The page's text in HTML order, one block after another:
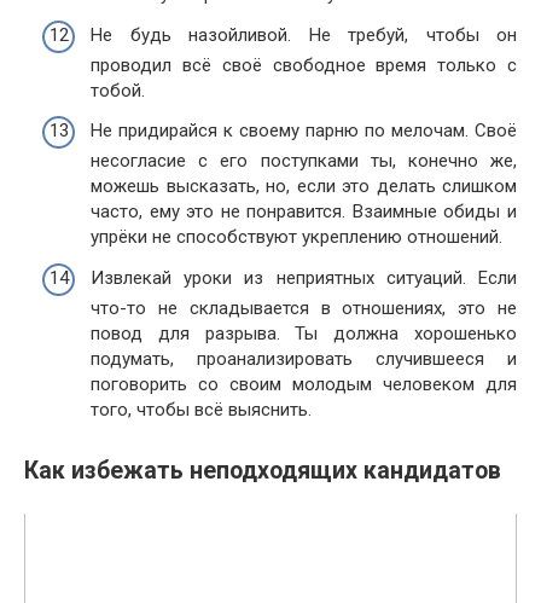
Не будь назойливой. Не требуй, чтобы он
проводил всё своё свободное время только с
тобой.
Не придирайся к своему парню по мелочам. Своё
несогласие с его поступками ты, конечно же,
можешь высказать, но, если это делать слишком
часто, ему это не понравится. Взаимные обиды и
упрёки не способствуют укреплению отношений.
Извлекай уроки из неприятных ситуаций. Если
что-то не складывается в отношениях, это не
повод для разрыва. Ты должна хорошенько
подумать, проанализировать случившееся и
поговорить со своим молодым человеком для
того, чтобы всё выяснить.
Как избежать неподходящих кандидатов